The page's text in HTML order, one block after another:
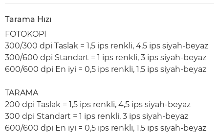
Tarama Hızı
FOTOKOPİ
300/300 dpi Taslak = 1,5 ips renkli, 4,5 ips siyah-beyaz
300/600 dpi Standart = 1 ips renkli, 3 ips siyah-beyaz
600/600 dpi En iyi = 0,5 ips renkli, 1,5 ips siyah-beyaz
TARAMA
200 dpi Taslak = 1,5 ips renkli, 4,5 ips siyah-beyaz
300 dpi Standart = 1 ips renkli, 3 ips siyah-beyaz
600/600 dpi En iyi = 0,5 ips renkli, 1,5 ips siyah-beyaz